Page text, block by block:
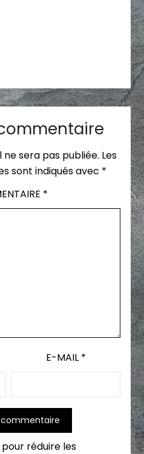
sera pas publiée. Les
sont indiqués avec *
*
E-MAIL *
réduire les